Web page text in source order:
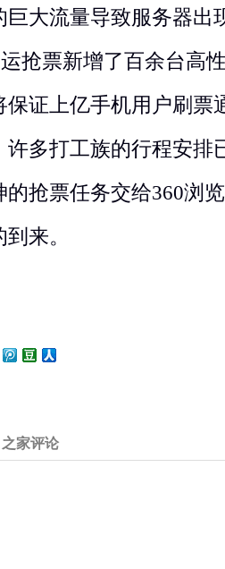
巨大流量导致服务器出
抢票新增了百余台高
保证上亿手机用户刷票
许多打工族的行程安排
的抢票任务交给360浏
来。
之家评论